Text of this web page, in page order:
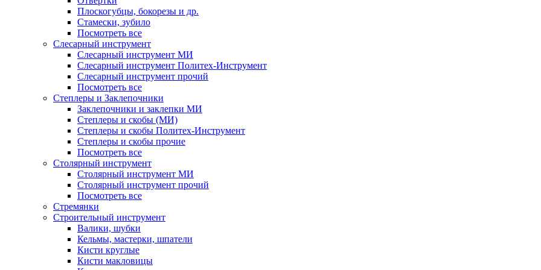
Плоскогубцы, бокорезы и др.
Стамески, зубило
Посмотреть все
Слесарный инструмент
Слесарный инструмент МИ
Слесарный инструмент Политех-Инструмент
Слесарный инструмент прочий
Посмотреть все
Степлеры и Заклепочники
Заклепочники и заклепки МИ
Степлеры и скобы (МИ)
Степлеры и скобы Политех-Инструмент
Степлеры и скобы прочие
Посмотреть все
Столярный инструмент
Столярный инструмент МИ
Столярный инструмент прочий
Посмотреть все
Стремянки
Строительный инструмент
Валики, шубки
Кельмы, мастерки, шпатели
Кисти круглые
Кисти макловицы